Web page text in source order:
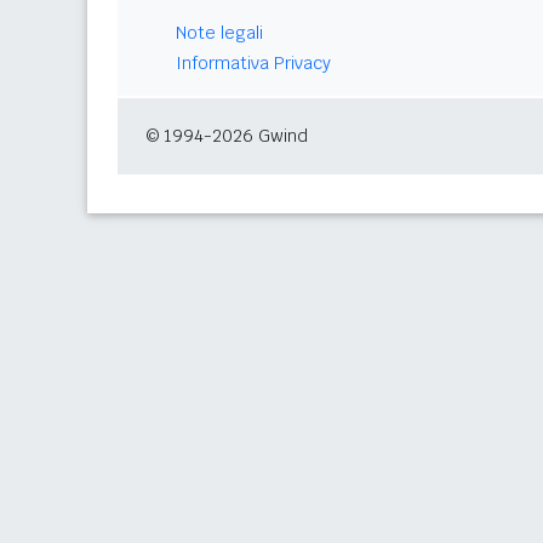
Note legali
Informativa Privacy
© 1994-2026 Gwind